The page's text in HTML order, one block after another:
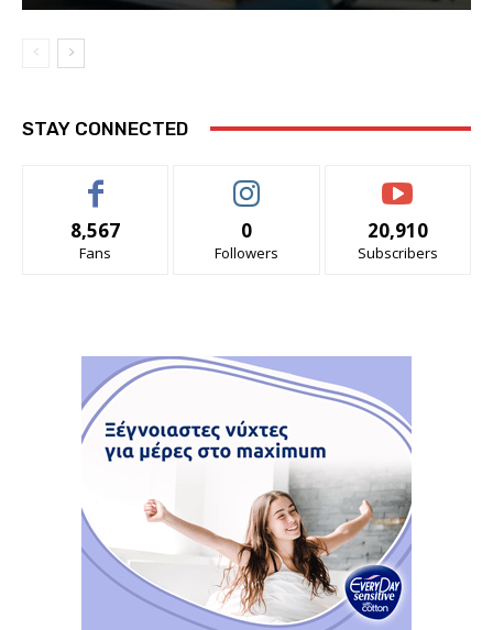
STAY CONNECTED
8,567
Fans
0
Followers
20,910
Subscribers